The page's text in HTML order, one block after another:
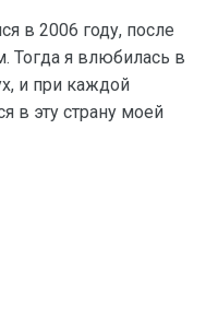
в 2006 году, после
Тогда я влюбилась в
и при каждой
в эту страну моей